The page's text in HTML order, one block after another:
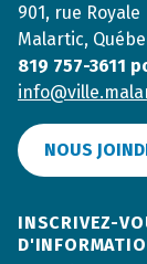
901, rue Royale
Malartic,
819 757-3611
NOUS
INSCRIVEZ-